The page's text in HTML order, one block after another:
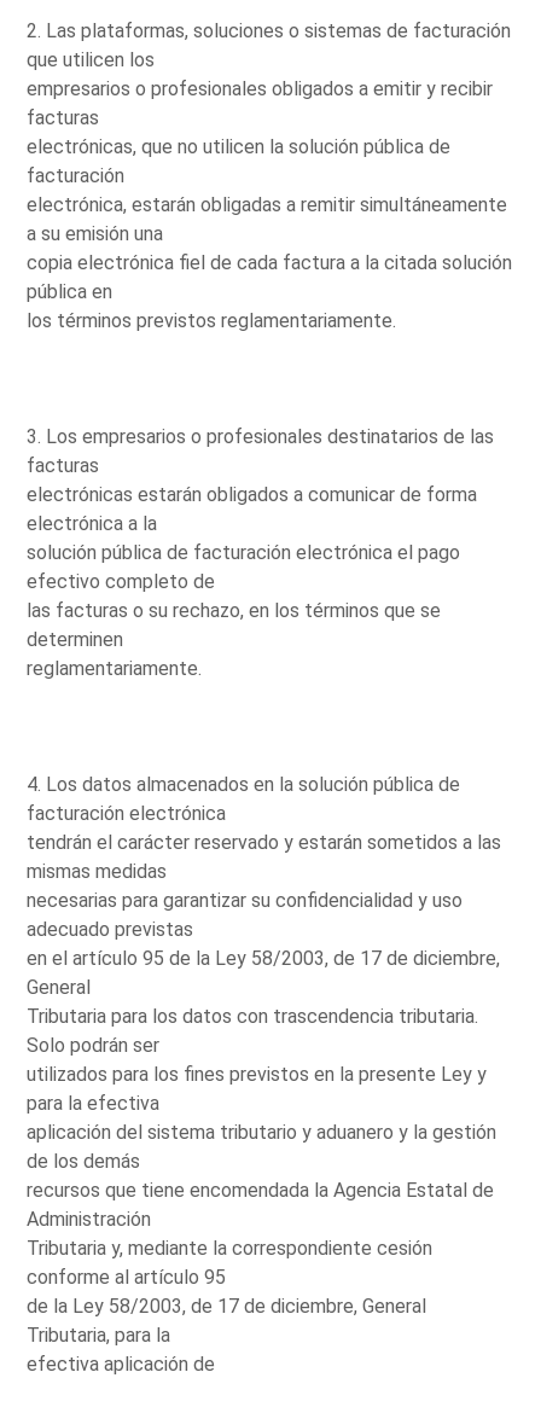
2. Las plataformas, soluciones o sistemas de facturación
que utilicen los
empresarios o profesionales obligados a emitir y recibir
facturas
electrónicas, que no utilicen la solución pública de
facturación
electrónica, estarán obligadas a remitir simultáneamente
a su emisión una
copia electrónica fiel de cada factura a la citada solución
pública en
los términos previstos reglamentariamente.
3. Los empresarios o profesionales destinatarios de las
facturas
electrónicas estarán obligados a comunicar de forma
electrónica a la
solución pública de facturación electrónica el pago
efectivo completo de
las facturas o su rechazo, en los términos que se
determinen
reglamentariamente.
4. Los datos almacenados en la solución pública de
facturación electrónica
tendrán el carácter reservado y estarán sometidos a las
mismas medidas
necesarias para garantizar su confidencialidad y uso
adecuado previstas
en el artículo 95 de la Ley 58/2003, de 17 de diciembre,
General
Tributaria para los datos con trascendencia tributaria.
Solo podrán ser
utilizados para los fines previstos en la presente Ley y
para la efectiva
aplicación del sistema tributario y aduanero y la gestión
de los demás
recursos que tiene encomendada la Agencia Estatal de
Administración
Tributaria y, mediante la correspondiente cesión
conforme al artículo 95
de la Ley 58/2003, de 17 de diciembre, General
Tributaria, para la
efectiva aplicación de